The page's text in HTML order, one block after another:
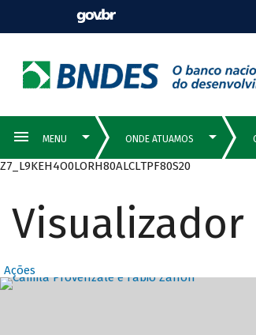
Z7_L9KEH4O0LORH80ALCLTPF80S20
Visualizador
Ações
Destaques